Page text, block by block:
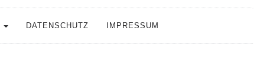
DATENSCHUTZ IMPRESSUM